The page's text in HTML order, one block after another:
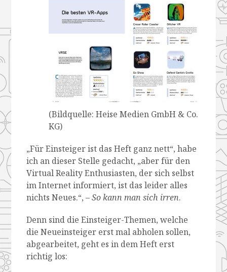
(Bildquelle: Heise Medien GmbH & Co.
KG)
„Für Einsteiger ist das Heft ganz nett“, habe
ich an dieser Stelle gedacht, „aber für den
Virtual Reality Enthusiasten, der sich selbst
im Internet informiert, ist das leider alles
nichts Neues.“, –So kann man sich irren.
Denn sind die Einsteiger-Themen, welche
die Neueinsteiger erst mal abholen sollen,
abgearbeitet, geht es in dem Heft erst
richtig los: